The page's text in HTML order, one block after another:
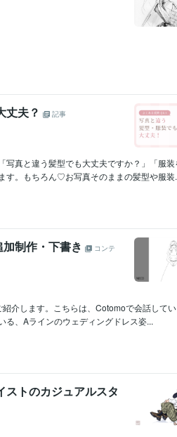
丈夫？
記事
真と違う髪型でも大丈夫ですか？」「服
す。もちろん♡お写真そのままの髪型や服装
制作・下書き
コンテ
介します。こちらは、Cotomoで会話して
る、Aラインのウェディングドレス姿...
ストのカジュアルスタ